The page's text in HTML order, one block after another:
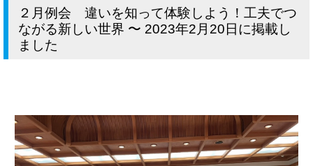
２月例会 違いを知って体験しよう！工夫でつ
ながる新しい世界 〜 2023年2月20日に掲載し
ました